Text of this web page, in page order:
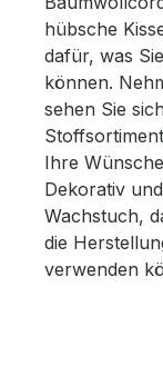
hübsche
dafür, was
können.
sehen Sie
Ihre
Dekorativ
Wachstuch,
die
verwenden